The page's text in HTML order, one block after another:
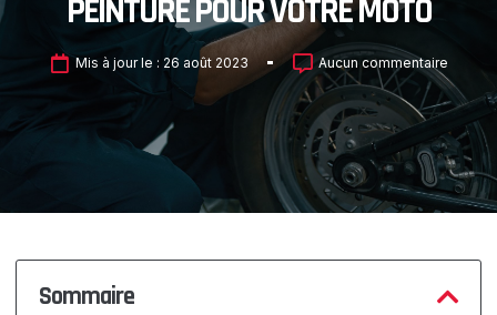
PEINTURE POUR VOTRE MOTO
Mis à jour le : 26 août 2023 Aucun commentaire
Sommaire